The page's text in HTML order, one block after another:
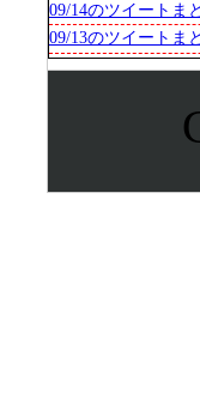
09/14のツイートま
09/13のツイートま